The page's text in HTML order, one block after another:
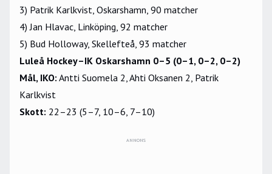
3) Patrik Karlkvist, Oskarshamn, 90 matcher
4) Jan Hlavac, Linköping, 92 matcher
5) Bud Holloway, Skellefteå, 93 matcher
Luleå Hockey–IK Oskarshamn 0–5 (0–1, 0–2, 0–2)
Mål, IKO: Antti Suomela 2, Ahti Oksanen 2, Patrik
Karlkvist
Skott: 22–23 (5–7, 10–6, 7–10)